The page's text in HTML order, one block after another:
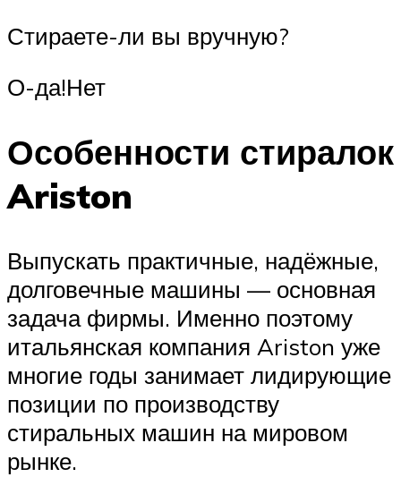
Стираете-ли вы вручную?
О-да!Нет
Особенности стиралок
Ariston
Выпускать практичные, надёжные,
долговечные машины — основная
задача фирмы. Именно поэтому
итальянская компания Ariston уже
многие годы занимает лидирующие
позиции по производству
стиральных машин на мировом
рынке.